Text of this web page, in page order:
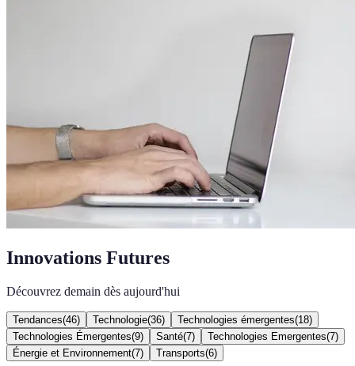
Innovations Futures
Découvrez demain dès aujourd'hui
Tendances(46) Technologie(36) Technologies émergentes(18)
Technologies Émergentes(9) Santé(7) Technologies Emergentes(7)
Énergie et Environnement(7) Transports(6)